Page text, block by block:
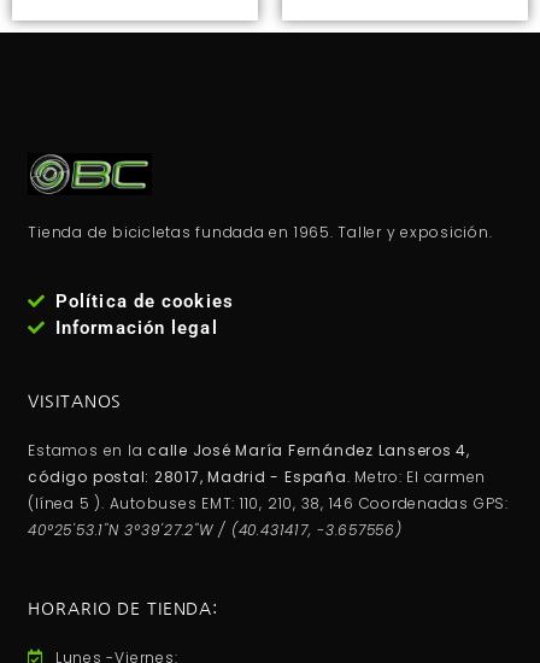
Tienda de bicicletas fundada en 1965. Taller y exposición.
Política de cookies
Información legal
VISITANOS
Estamos en la calle José María Fernández Lanseros 4,
código postal: 28017, Madrid - España. Metro: El carmen
(línea 5 ). Autobuses EMT: 110, 210, 38, 146 Coordenadas GPS:
40°25'53.1"N 3°39'27.2"W / (40.431417, -3.657556)
HORARIO DE TIENDA:
Lunes -Viernes: